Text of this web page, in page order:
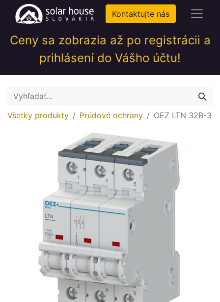
Kontaktujte nás
Ceny sa zobrazia až po registrácii a
prihlásení do Vášho účtu!
Všetky produkty Prúdové ochrany OEZ LTN 32B-3